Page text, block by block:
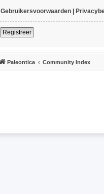
Gebruikersvoorwaarden |
Registreer
Paleontica Community Index